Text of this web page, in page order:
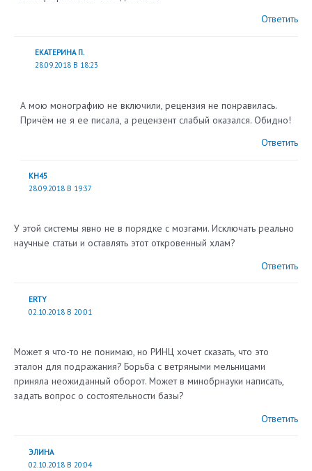
Ответить
ЕКАТЕРИНА П.
28.09.2018 В 18:23
А мою монографию не включили, рецензия не понравилась.
Причём не я ее писала, а рецензент слабый оказался. Обидно!
Ответить
КН45
28.09.2018 В 19:37
У этой системы явно не в порядке с мозгами. Исключать реально
научные статьи и оставлять этот откровенный хлам?
Ответить
ERTY
02.10.2018 В 20:01
Может я что-то не понимаю, но РИНЦ хочет сказать, что это
эталон для подражания? Борьба с ветряными мельницами
приняла неожиданный оборот. Может в минобрнауки написать,
задать вопрос о состоятельности базы?
Ответить
ЭЛИНА
02.10.2018 В 20:04